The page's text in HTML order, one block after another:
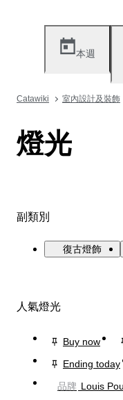
本週
Catawiki 室內設計及裝飾
燈光
副類別
復古燈飾
人氣燈光
Buy now
Ending today
品牌 Louis